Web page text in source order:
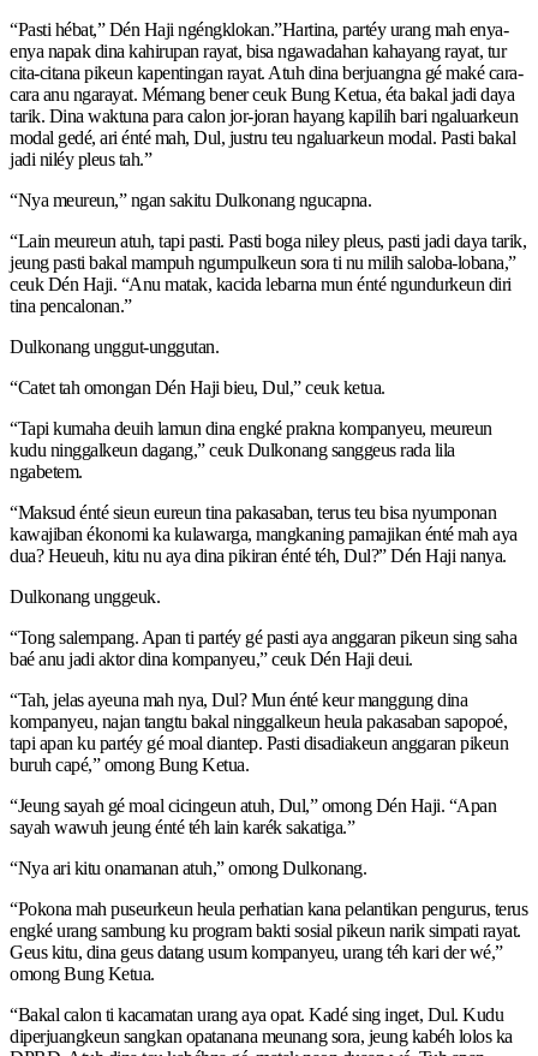
“Pasti hébat,” Dén Haji ngéngklokan.”Hartina, partéy urang mah enya-
enya napak dina kahirupan rayat, bisa ngawadahan kahayang rayat, tur
cita-citana pikeun kapentingan rayat. Atuh dina berjuangna gé maké cara-
cara anu ngarayat. Mémang bener ceuk Bung Ketua, éta bakal jadi daya
tarik. Dina waktuna para calon jor-joran hayang kapilih bari ngaluarkeun
modal gedé, ari énté mah, Dul, justru teu ngaluarkeun modal. Pasti bakal
jadi niléy pleus tah.”
“Nya meureun,” ngan sakitu Dulkonang ngucapna.
“Lain meureun atuh, tapi pasti. Pasti boga niley pleus, pasti jadi daya tarik,
jeung pasti bakal mampuh ngumpulkeun sora ti nu milih saloba-lobana,”
ceuk Dén Haji. “Anu matak, kacida lebarna mun énté ngundurkeun diri
tina pencalonan.”
Dulkonang unggut-unggutan.
“Catet tah omongan Dén Haji bieu, Dul,” ceuk ketua.
“Tapi kumaha deuih lamun dina engké prakna kompanyeu, meureun
kudu ninggalkeun dagang,” ceuk Dulkonang sanggeus rada lila
ngabetem.
“Maksud énté sieun eureun tina pakasaban, terus teu bisa nyumponan
kawajiban ékonomi ka kulawarga, mangkaning pamajikan énté mah aya
dua? Heueuh, kitu nu aya dina pikiran énté téh, Dul?” Dén Haji nanya.
Dulkonang unggeuk.
“Tong salempang. Apan ti partéy gé pasti aya anggaran pikeun sing saha
baé anu jadi aktor dina kompanyeu,” ceuk Dén Haji deui.
“Tah, jelas ayeuna mah nya, Dul? Mun énté keur manggung dina
kompanyeu, najan tangtu bakal ninggalkeun heula pakasaban sapopoé,
tapi apan ku partéy gé moal diantep. Pasti disadiakeun anggaran pikeun
buruh capé,” omong Bung Ketua.
“Jeung sayah gé moal cicingeun atuh, Dul,” omong Dén Haji. “Apan
sayah wawuh jeung énté téh lain karék sakatiga.”
“Nya ari kitu onamanan atuh,” omong Dulkonang.
“Pokona mah puseurkeun heula perhatian kana pelantikan pengurus, terus
engké urang sambung ku program bakti sosial pikeun narik simpati rayat.
Geus kitu, dina geus datang usum kompanyeu, urang téh kari der wé,”
omong Bung Ketua.
“Bakal calon ti kacamatan urang aya opat. Kadé sing inget, Dul. Kudu
diperjuangkeun sangkan opatanana meunang sora, jeung kabéh lolos ka